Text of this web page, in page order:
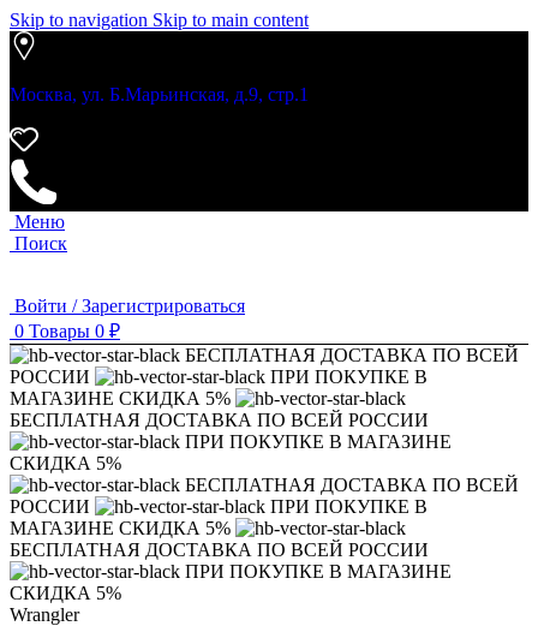
Skip to navigation Skip to main content
Москва, ул. Б.Марьинская, д.9, стр.1
Меню
Поиск
Войти / Зарегистрироваться
0 Товары 0 ₽
БЕСПЛАТНАЯ ДОСТАВКА ПО ВСЕЙ
РОССИИ
ПРИ ПОКУПКЕ В
МАГАЗИНЕ СКИДКА 5%
БЕСПЛАТНАЯ ДОСТАВКА ПО ВСЕЙ РОССИИ
ПРИ ПОКУПКЕ В МАГАЗИНЕ
СКИДКА 5%
БЕСПЛАТНАЯ ДОСТАВКА ПО ВСЕЙ
РОССИИ
ПРИ ПОКУПКЕ В
МАГАЗИНЕ СКИДКА 5%
БЕСПЛАТНАЯ ДОСТАВКА ПО ВСЕЙ РОССИИ
ПРИ ПОКУПКЕ В МАГАЗИНЕ
СКИДКА 5%
Wrangler